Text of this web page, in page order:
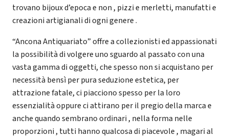
trovano bijoux d’epoca e non , pizzi e merletti, manufatti e
creazioni artigianali di ogni genere .
“Ancona Antiquariato” offre a collezionisti ed appassionati
la possibilità di volgere uno sguardo al passato con una
vasta gamma di oggetti, che spesso non si acquistano per
necessità bensì per pura seduzione estetica, per
attrazione fatale, ci piacciono spesso per la loro
essenzialità oppure ci attirano per il pregio della marca e
anche quando sembrano ordinari , nella forma nelle
proporzioni , tutti hanno qualcosa di piacevole , magari al